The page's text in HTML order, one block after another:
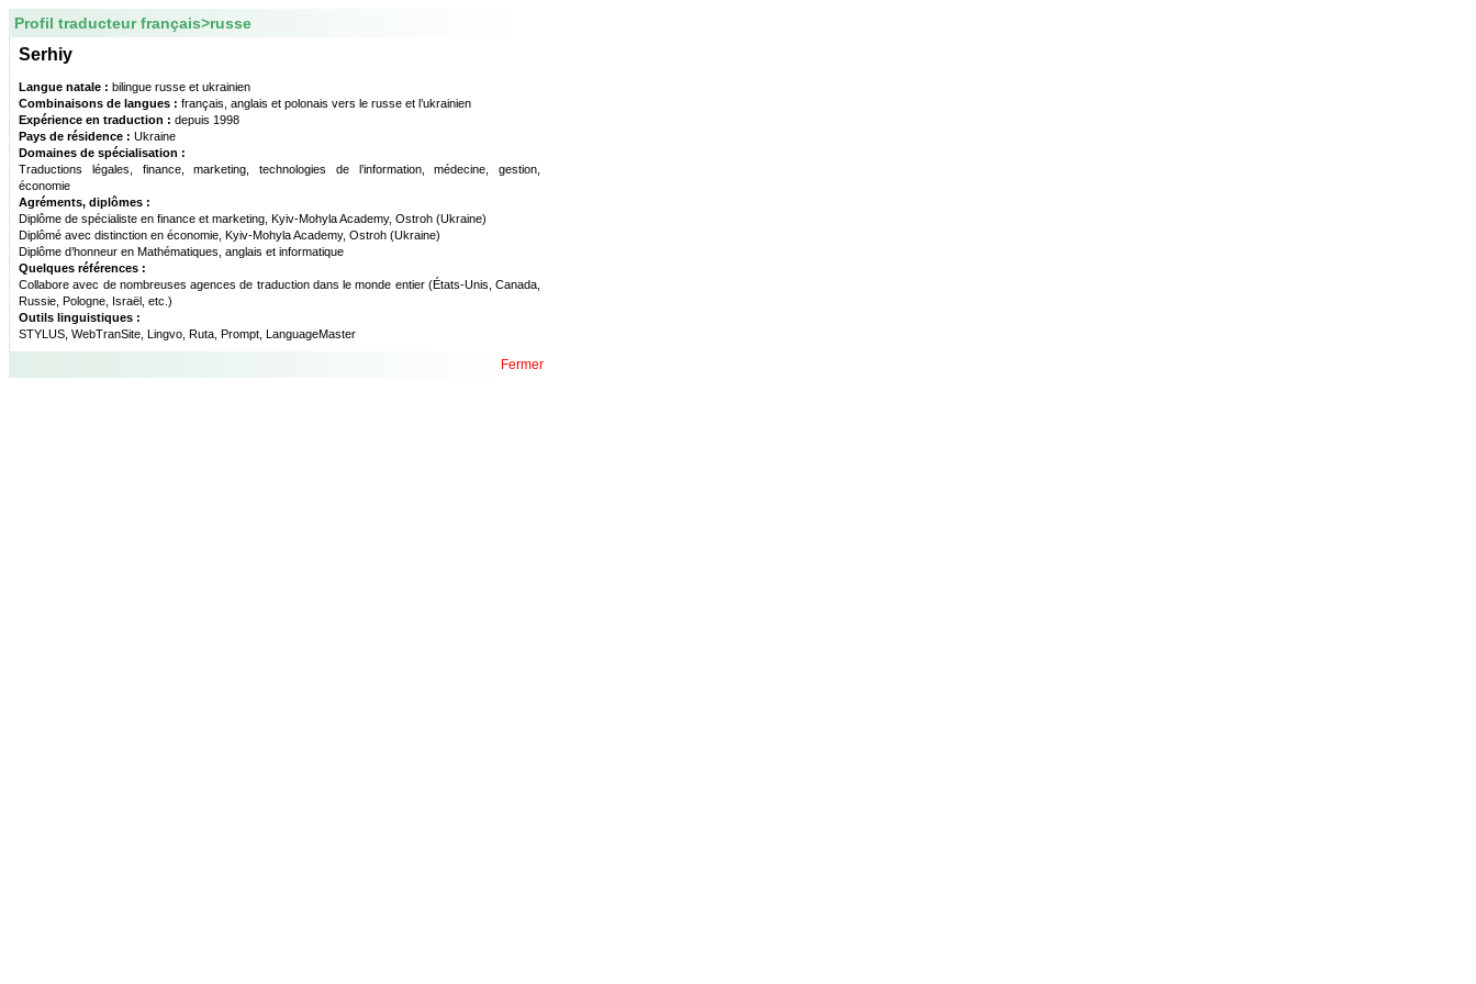
Profil traducteur français>russe
Serhiy
Langue natale : bilingue russe et ukrainien
Combinaisons de langues : français, anglais et polonais vers le russe et l’ukrainien
Expérience en traduction : depuis 1998
Pays de résidence : Ukraine
Domaines de spécialisation :
Traductions légales, finance, marketing, technologies de l’information, médecine, gestion,
économie
Agréments, diplômes :
Diplôme de spécialiste en finance et marketing, Kyiv-Mohyla Academy, Ostroh (Ukraine)
Diplômé avec distinction en économie, Kyiv-Mohyla Academy, Ostroh (Ukraine)
Diplôme d’honneur en Mathématiques, anglais et informatique
Quelques références :
Collabore avec de nombreuses agences de traduction dans le monde entier (États-Unis, Canada,
Russie, Pologne, Israël, etc.)
Outils linguistiques :
STYLUS, WebTranSite, Lingvo, Ruta, Prompt, LanguageMaster
Fermer